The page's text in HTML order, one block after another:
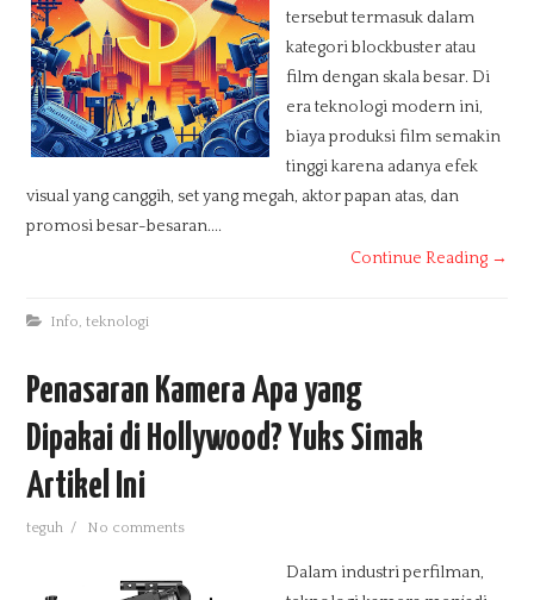
tersebut termasuk dalam
kategori blockbuster atau
film dengan skala besar. Di
era teknologi modern ini,
biaya produksi film semakin
tinggi karena adanya efek
visual yang canggih, set yang megah, aktor papan atas, dan
promosi besar-besaran....
Continue Reading →
Info,teknologi
Penasaran Kamera Apa yang
Dipakai di Hollywood? Yuks Simak
Artikel Ini
teguh / No comments
Dalam industri perfilman,